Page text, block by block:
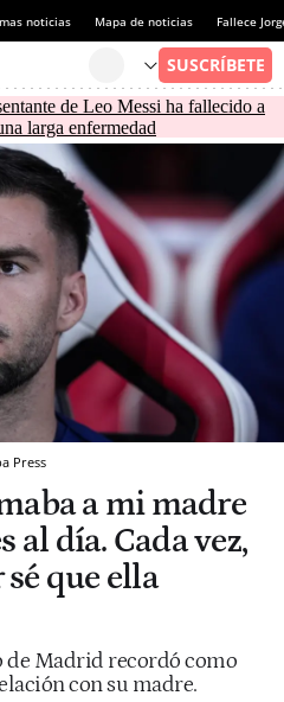
noticias Mapa de noticias Fallece
de Leo Messi ha fallecido a
larga enfermedad
Press
a mi madre
al día. Cada vez,
que ella
de Madrid recordó como
con su madre.